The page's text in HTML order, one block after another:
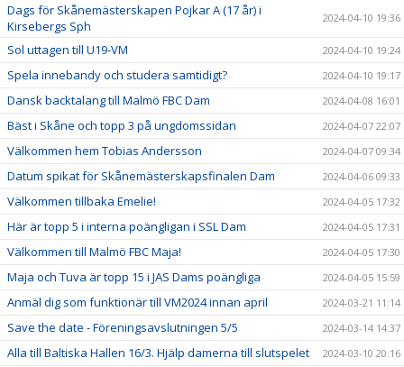
Dags för Skånemästerskapen Pojkar A (17 år) i
Kirsebergs Sph
2024-04-10 19:36
Sol uttagen till U19-VM 2024-04-10 19:24
Spela innebandy och studera samtidigt? 2024-04-10 19:17
Dansk backtalang till Malmö FBC Dam 2024-04-08 16:01
Bäst i Skåne och topp 3 på ungdomssidan 2024-04-07 22:07
Välkommen hem Tobias Andersson 2024-04-07 09:34
Datum spikat för Skånemästerskapsfinalen Dam 2024-04-06 09:33
Välkommen tillbaka Emelie! 2024-04-05 17:32
Här är topp 5 i interna poängligan i SSL Dam 2024-04-05 17:31
Välkommen till Malmö FBC Maja! 2024-04-05 17:30
Maja och Tuva är topp 15 i JAS Dams poängliga 2024-04-05 15:59
Anmäl dig som funktionär till VM2024 innan april 2024-03-21 11:14
Save the date - Föreningsavslutningen 5/5 2024-03-14 14:37
Alla till Baltiska Hallen 16/3. Hjälp damerna till slutspelet 2024-03-10 20:16